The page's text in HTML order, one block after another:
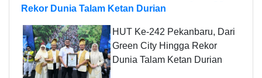
Rekor Dunia Talam Ketan Durian
HUT Ke-242 Pekanbaru, Dari
Green City Hingga Rekor
Dunia Talam Ketan Durian